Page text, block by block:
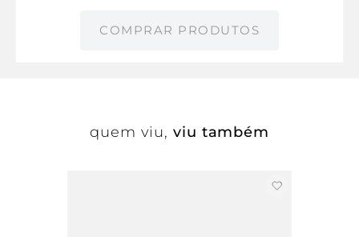
COMPRAR PRODUTOS
quem viu, viu também